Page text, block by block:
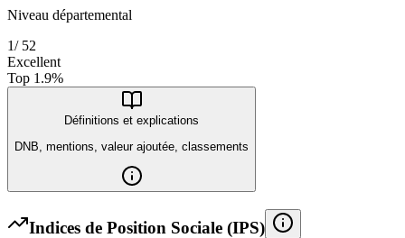
Niveau départemental
1/ 52
Excellent
Top 1.9%
Définitions et explications
DNB, mentions, valeur ajoutée, classements
Indices de Position Sociale (IPS)